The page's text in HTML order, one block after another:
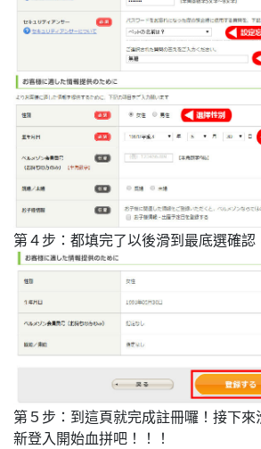
第４步： 都填完了以後滑到最底選確
第５步： 到這頁就完成註冊囉！接下
新登入開始血拼吧！！！